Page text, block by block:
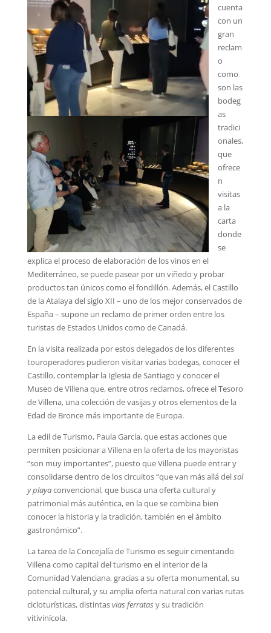
cuenta
con un
gran
reclam
o
como
son las
bodeg
as
tradici
onales,
que
ofrece
n
visitas
a la
carta
donde
se
explica el proceso de elaboración de los vinos en el
Mediterráneo, se puede pasear por un viñedo y probar
productos tan únicos como el fondillón. Además, el Castillo
de la Atalaya del siglo XII – uno de los mejor conservados de
España – supone un reclamo de primer orden entre los
turistas de Estados Unidos como de Canadá.
En la visita realizada por estos delegados de los diferentes
touroperadores pudieron visitar varias bodegas, conocer el
Castillo, contemplar la Iglesia de Santiago y conocer el
Museo de Villena que, entre otros reclamos, ofrece el Tesoro
de Villena, una colección de vasijas y otros elementos de la
Edad de Bronce más importante de Europa.
La edil de Turismo, Paula García, que estas acciones que
permiten posicionar a Villena en la oferta de los mayoristas
“son muy importantes”, puesto que Villena puede entrar y
consolidarse dentro de los circuitos “que van más allá delsol
y playaconvencional, que busca una oferta cultural y
patrimonial más auténtica, en la que se combina bien
conocer la historia y la tradición, también en el ámbito
gastronómico”.
La tarea de la Concejalía de Turismo es seguir cimentando
Villena como capital del turismo en el interior de la
Comunidad Valenciana, gracias a su oferta monumental, su
potencial cultural, y su amplia oferta natural con varias rutas
cicloturísticas, distintasvias ferratas y su tradición
vitivinícola.